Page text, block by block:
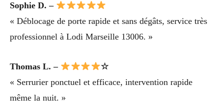
Sophie D. –
« Déblocage de porte rapide et sans dégâts, service très
professionnel à Lodi Marseille 13006. »
Thomas L. –
☆
« Serrurier ponctuel et efficace, intervention rapide
même la nuit. »